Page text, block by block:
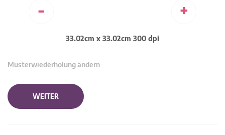
- +
33.02cm x 33.02cm 300 dpi
Musterwiederholung ändern
WEITER